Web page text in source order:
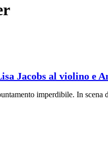
Jacobs al violino e
imperdibile. In